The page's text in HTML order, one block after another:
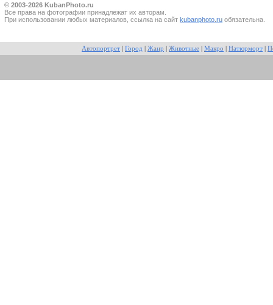
© 2003-2026 KubanPhoto.ru
Все прaва на фотографии принадлежат их авторам.
При использовании любых материалов, ссылка на сайт kubanphoto.ru обязательна.
Автопортрет Город Жанр Животные Макро Натюрморт